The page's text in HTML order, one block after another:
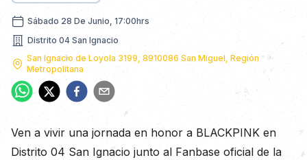
sábado 28 de junio, 17:00hrs
Sábado 28 De Junio, 17:00hrs
Nombre dirección
Distrito 04 San Ignacio
Dirección
San Ignacio de Loyola 3199, 8910086 San Miguel, Región
Metropolitana
Descripción
Ven a vivir una jornada en honor a BLACKPINK en
Distrito 04 San Ignacio junto al Fanbase oficial de la